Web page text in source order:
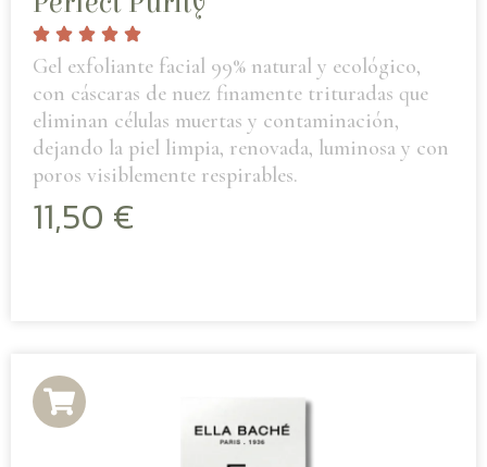
Gel exfoliante facial 99% natural y ecológico,
con cáscaras de nuez finamente trituradas que
eliminan células muertas y contaminación,
dejando la piel limpia, renovada, luminosa y con
poros visiblemente respirables.
11,50 €